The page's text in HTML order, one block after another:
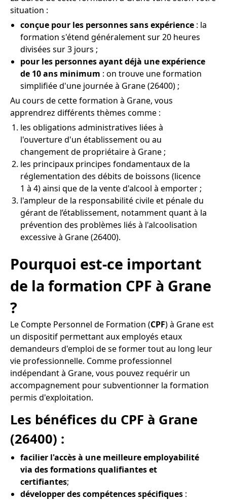
situation :
conçue pour les personnes sans expérience : la
formation s'étend généralement sur 20 heures
divisées sur 3 jours ;
pour les personnes ayant déjà une expérience
de 10 ans minimum : on trouve une formation
simplifiée d'une journée à Grane (26400) ;
Au cours de cette formation à Grane, vous
apprendrez différents thèmes comme :
les obligations administratives liées à
l'ouverture d'un établissement ou au
changement de propriétaire à Grane ;
les principaux principes fondamentaux de la
réglementation des débits de boissons (licence
1 à 4) ainsi que de la vente d'alcool à emporter ;
l'ampleur de la responsabilité civile et pénale du
gérant de l’établissement, notamment quant à la
prévention des problèmes liés à l'alcoolisation
excessive à Grane (26400).
Pourquoi est-ce important
de la formation CPF à Grane
?
Le Compte Personnel de Formation (CPF) à Grane est
un dispositif permettant aux employés etaux
demandeurs d'emploi de se former tout au long leur
vie professionnelle. Comme professionnel
indépendant à Grane, vous pouvez requérir un
accompagnement pour subventionner la formation
permis d'exploitation.
Les bénéfices du CPF à Grane
(26400) :
facilier l'accès à une meilleure employabilité
via des formations qualifiantes et
certifiantes;
développer des compétences spécifiques :